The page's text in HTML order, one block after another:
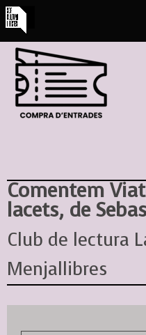
Comentem
lacets, de
Club de lectura
Menjallibres